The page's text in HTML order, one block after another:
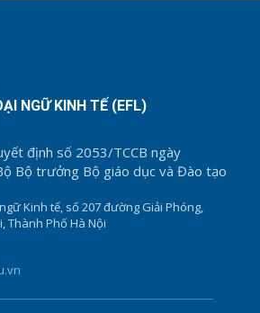
NGỮ KINH TẾ (EFL)
định số 2053/TCCB ngày
Bộ trưởng Bộ giáo dục và Đào tạo
Kinh tế, số 207 đường Giải Phóng,
Thành Phố Hà Nội